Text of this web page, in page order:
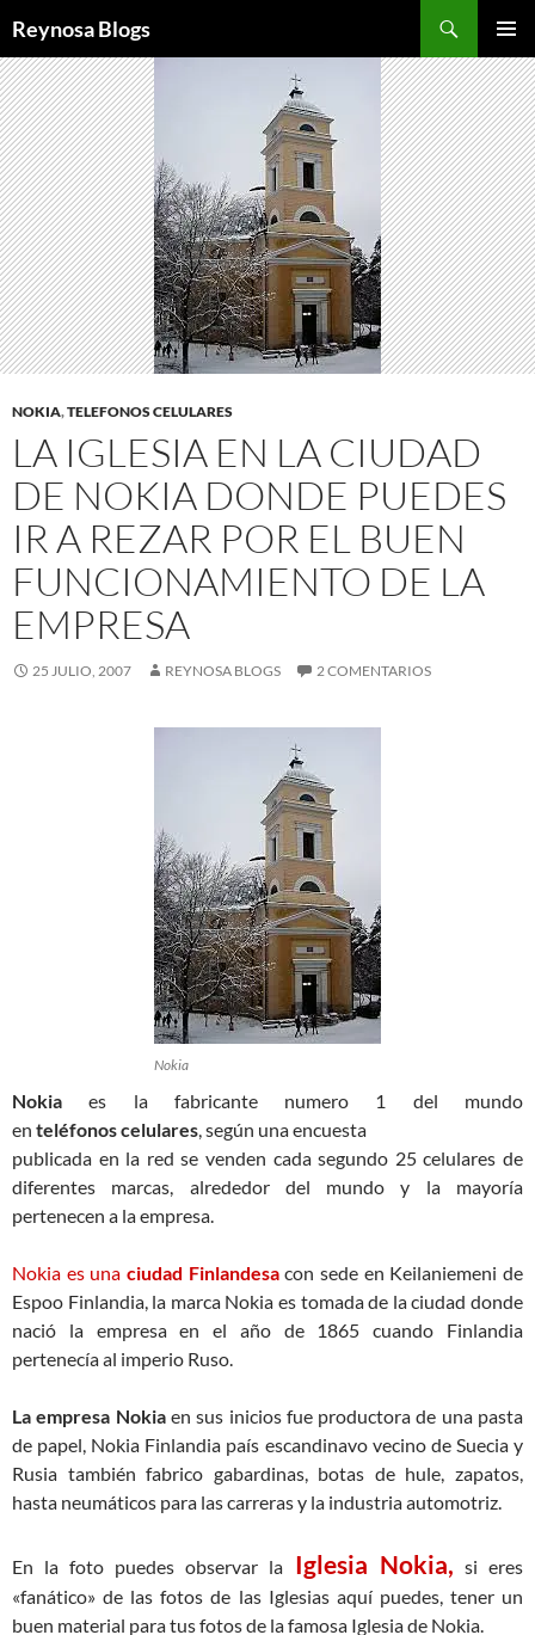
Reynosa Blogs
MENÚ
AL
CONTENIDO
NOKIA,TELEFONOS CELULARES
LA IGLESIA EN LA CIUDAD
DE NOKIA DONDE PUEDES
IR A REZAR POR EL BUEN
FUNCIONAMIENTO DE LA
EMPRESA
25 JULIO, 2007 REYNOSA BLOGS 2 COMENTARIOS
Nokia
Nokiaes la fabricante numero 1 del mundo
en teléfonos celulares, según una encuesta
publicada en la red se venden cada segundo 25 celulares de
diferentes marcas, alrededor del mundo y la mayoría
pertenecen a la empresa.
Nokia es una ciudad Finlandesa con sede en Keilaniemeni de
Espoo Finlandia, la marca Nokia es tomada de la ciudad donde
nació la empresa en el año de 1865 cuando Finlandia
pertenecía al imperio Ruso.
La empresa Nokiaen sus inicios fue productora de una pasta
de papel, Nokia Finlandia país escandinavo vecino de Suecia y
Rusia también fabrico gabardinas, botas de hule, zapatos,
hasta neumáticos para las carreras y la industria automotriz.
En la foto puedes observar la Iglesia Nokia, si eres
«fanático» de las fotos de las Iglesias aquí puedes, tener un
buen material para tus fotos de la famosa Iglesia de Nokia.